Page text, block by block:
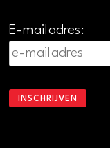
E-mailadres: